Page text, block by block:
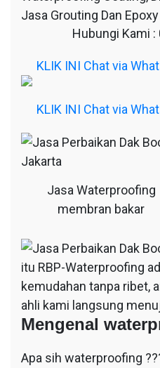
Jasa Grouting Dan
Hubungi Kami
KLIK INI Chat via
KLIK INI Chat via
Jasa Waterproofing
membran bakar
itu RBP-Waterproofing
kemudahan tanpa ribet,
ahli kami langsung
Mengenal
Apa sih waterproofing